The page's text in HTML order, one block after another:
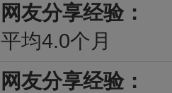
网友分享经验：
平均4.0个月
网友分享经验：